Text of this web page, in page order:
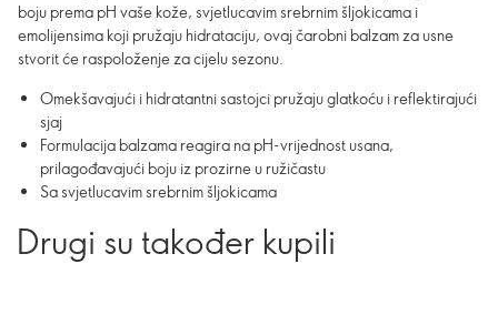
boju prema pH vaše kože, svjetlucavim srebrnim šljokicama i
emolijensima koji pružaju hidrataciju, ovaj čarobni balzam za usne
stvorit će raspoloženje za cijelu sezonu.
Omekšavajući i hidratantni sastojci pružaju glatkoću i reflektirajući
sjaj
Formulacija balzama reagira na pH-vrijednost usana,
prilagođavajući boju iz prozirne u ružičastu
Sa svjetlucavim srebrnim šljokicama
Drugi su također kupili